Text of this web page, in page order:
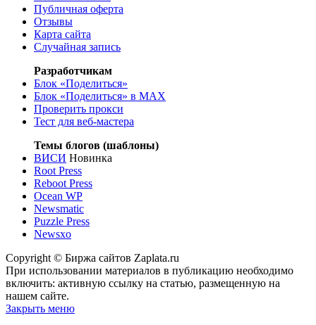
Публичная оферта
Отзывы
Карта сайта
Случайная запись
Разработчикам
Блок «Поделиться»
Блок «Поделиться» в MAX
Проверить прокси
Тест для веб-мастера
Темы блогов (шаблоны)
ВИСИ Новинка
Root Press
Reboot Press
Ocean WP
Newsmatic
Puzzle Press
Newsxo
Copyright © Биржа сайтов Zaplata.ru
При использовании материалов в публикацию необходимо
включить: активную ссылку на статью, размещенную на
нашем сайте.
Закрыть меню